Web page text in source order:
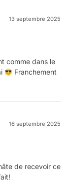
13 septembre 2025
comme dans le
Franchement
16 septembre 2025
de recevoir ce